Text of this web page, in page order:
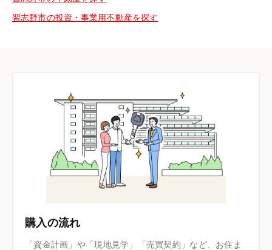
習志野市の投資・事業用不動産を探す
購入の流れ
「資金計画」や「現地見学」「売買契約」など、お住ま